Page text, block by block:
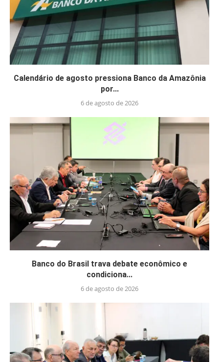
Calendário de agosto pressiona Banco da Amazônia
por...
6 de agosto de 2026
Banco do Brasil trava debate econômico e
condiciona...
6 de agosto de 2026